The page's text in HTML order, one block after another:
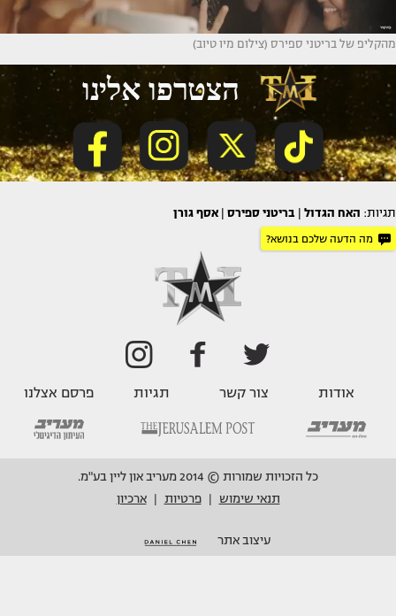
מהקליפ של בריטני ספירס (צילום מיו טיוב)
תגיות: האח הגדול בריטני ספירס אסף גורן
מה הדעה שלכם בנושא?
אודות צור קשר תגיות פרסם אצלנו
כל הזכויות שמורות © 2014 מעריב און ליין בע"מ.
תנאי שימוש
פרטיות ארכיון
עיצוב אתר